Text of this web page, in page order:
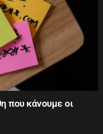
που κάνουμε οι